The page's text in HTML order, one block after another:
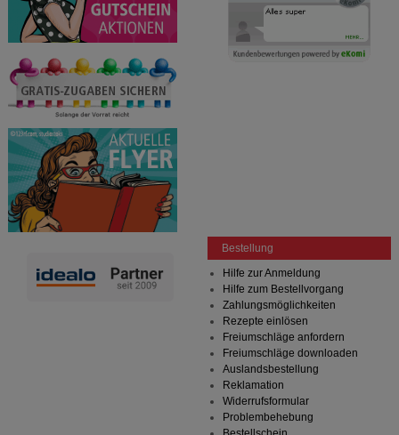
Bestellung
Hilfe zur Anmeldung
Hilfe zum Bestellvorgang
Zahlungsmöglichkeiten
Rezepte einlösen
Freiumschläge anfordern
Freiumschläge downloaden
Auslandsbestellung
Reklamation
Widerrufsformular
Problembehebung